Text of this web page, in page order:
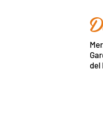
del